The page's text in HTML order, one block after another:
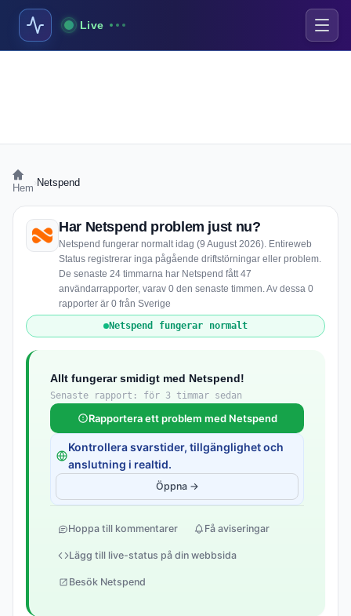
Live
Hem Netspend
Har Netspend problem just nu?
Netspend fungerar normalt idag (9 August 2026). Entireweb
Status registrerar inga pågående driftstörningar eller problem.
De senaste 24 timmarna har Netspend fått 47
användarrapporter, varav 0 den senaste timmen. Av dessa 0
rapporter är 0 från Sverige
Netspend fungerar normalt
Allt fungerar smidigt med Netspend!
Senaste rapport: för 3 timmar sedan
Rapportera ett problem med Netspend
Kontrollera svarstider, tillgänglighet och
anslutning i realtid.
Öppna →
Hoppa till kommentarer Få aviseringar
Lägg till live-status på din webbsida
Besök Netspend